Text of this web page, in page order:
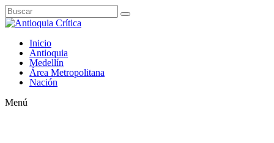
Inicio
Antioquia
Medellín
Área Metropolitana
Nación
Menú